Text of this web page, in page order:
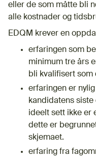
eller de som måtte bli
alle kostnader og
EDQM krever en
erfaringen som
minimum tre års
bli kvalifisert som
erfaringen er
kandidatens
ideelt sett ikke er
dette er
skjemaet.
erfaring fra